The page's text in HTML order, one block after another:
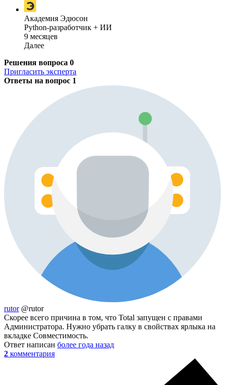
Академия Эдюсон
Python-разработчик + ИИ
9 месяцев
Далее
Решения вопроса 0
Пригласить эксперта
Ответы на вопрос 1
rutor @rutor
Скорее всего причина в том, что Total запущен с правами
Администратора. Нужно убрать галку в свойствах ярлыка на
вкладке Совместимость.
Ответ написан более года назад
2 комментария